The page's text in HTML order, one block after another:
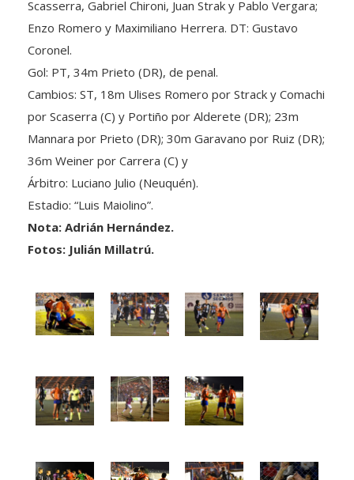
Enzo Romero y Maximiliano Herrera. DT: Gustavo
Coronel.
Gol: PT, 34m Prieto (DR), de penal.
Cambios: ST, 18m Ulises Romero por Strack y Comachi
por Scaserra (C) y Portiño por Alderete (DR); 23m
Mannara por Prieto (DR); 30m Garavano por Ruiz (DR);
36m Weiner por Carrera (C) y
Árbitro: Luciano Julio (Neuquén).
Estadio: “Luis Maiolino”.
Nota: Adrián Hernández.
Fotos: Julián Millatrú.